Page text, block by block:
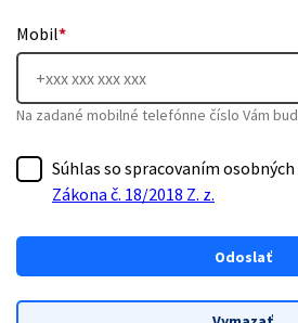
Mobil*
Na zadané mobilné telefónne číslo Vám
Súhlas so spracovaním
Zákona č. 18/2018 Z. z.